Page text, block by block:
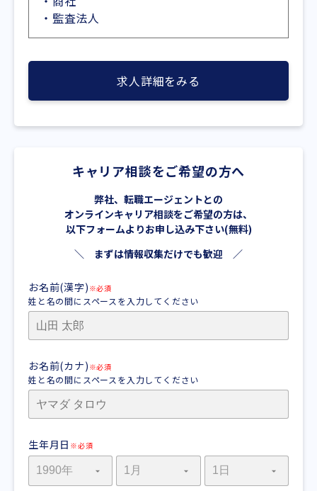
・監査法人
求人詳細をみる
キャリア相談をご希望の方へ
弊社、転職エージェントとの
オンラインキャリア相談をご希望の方は、
以下フォームよりお申し込み下さい(無料)
＼ まずは情報収集だけでも歓迎 ／
お名前(漢字) ※必須
姓と名の間にスペースを入力してください
お名前(カナ) ※必須
姓と名の間にスペースを入力してください
生年月日 ※必須